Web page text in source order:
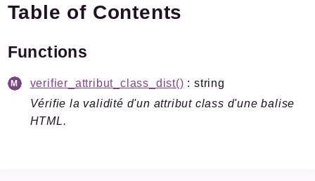
Packages
is / email
Table of Contents
Functions
verifier_attribut_class_dist() : string
Vérifie la validité d'un attribut class d'une balise
HTML.